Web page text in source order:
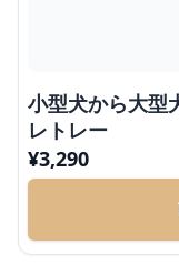
小型犬から大型
レトレー
¥3,290